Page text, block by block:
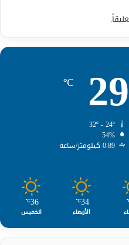
29
℃
54%
0.89 كيلومتر/ساعة
34
℃
الأربعاء
36
℃
الخميس